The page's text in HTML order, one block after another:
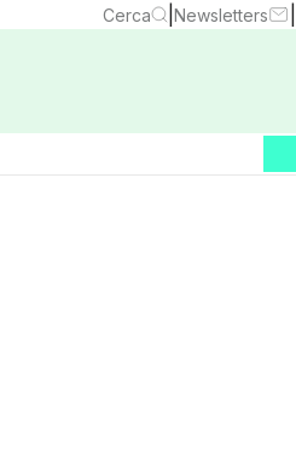
Cerca Newsletters